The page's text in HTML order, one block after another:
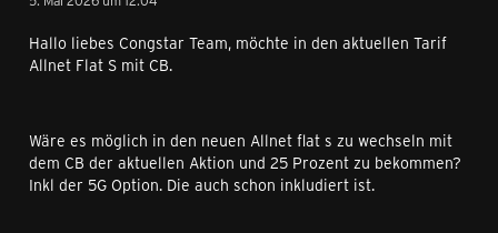
Hallo liebes Congstar Team, möchte in den aktuellen Tarif
Allnet Flat S mit CB.
Wäre es möglich in den neuen Allnet flat s zu wechseln mit
dem CB der aktuellen Aktion und 25 Prozent zu bekommen?
Inkl der 5G Option. Die auch schon inkludiert ist.